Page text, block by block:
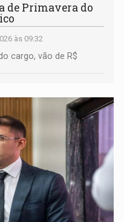
de Primavera do
às 09:32
cargo, vão de R$